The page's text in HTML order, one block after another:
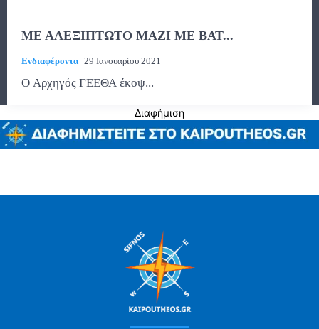
ΜΕ ΑΛΕΞΙΠΤΩΤΟ ΜΑΖΙ ΜΕ ΒΑΤ...
Ενδιαφέροντα 29 Ιανουαρίου 2021
O Αρχηγός ΓΕΕΘΑ έκοψ...
Διαφήμιση